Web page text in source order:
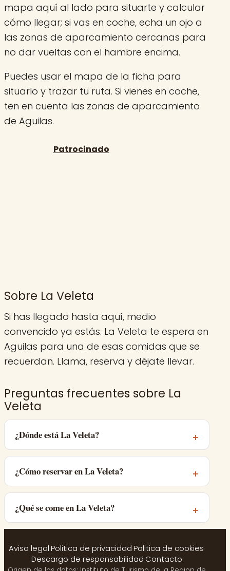
mapa aquí al lado para situarte y calcular
cómo llegar; si vas en coche, echa un ojo a
las zonas de aparcamiento cercanas para
no dar vueltas con el hambre encima.
Puedes usar el mapa de la ficha para
situarlo y trazar tu ruta. Si vienes en coche,
ten en cuenta las zonas de aparcamiento
de Aguilas.
Sobre La Veleta
Si has llegado hasta aquí, medio
convencido ya estás. La Veleta te espera en
Aguilas para una de esas comidas que se
recuerdan. Llama, reserva y déjate llevar.
Preguntas frecuentes sobre La
Veleta
¿Dónde está La Veleta?
¿Cómo reservar en La Veleta?
¿Qué se come en La Veleta?
Aviso legal·Politica de privacidad·Politica de cookies·
Descargo de responsabilidad·Contacto